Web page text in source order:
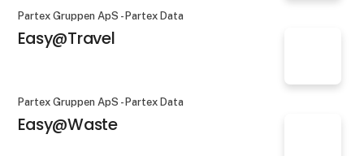
Partex Gruppen ApS - Partex Data
Easy@Travel
Partex Gruppen ApS - Partex Data
Easy@Waste